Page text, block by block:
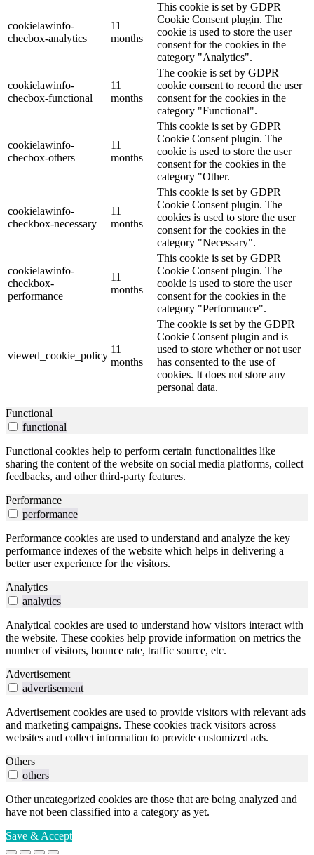
cookielawinfo-
checbox-analytics
11
months
This cookie is set by GDPR
Cookie Consent plugin. The
cookie is used to store the user
consent for the cookies in the
category "Analytics".
cookielawinfo-
checbox-functional
11
months
The cookie is set by GDPR
cookie consent to record the user
consent for the cookies in the
category "Functional".
cookielawinfo-
checbox-others
11
months
This cookie is set by GDPR
Cookie Consent plugin. The
cookie is used to store the user
consent for the cookies in the
category "Other.
cookielawinfo-
checkbox-necessary
11
months
This cookie is set by GDPR
Cookie Consent plugin. The
cookies is used to store the user
consent for the cookies in the
category "Necessary".
cookielawinfo-
checkbox-
performance
11
months
This cookie is set by GDPR
Cookie Consent plugin. The
cookie is used to store the user
consent for the cookies in the
category "Performance".
viewed_cookie_policy
11
months
The cookie is set by the GDPR
Cookie Consent plugin and is
used to store whether or not user
has consented to the use of
cookies. It does not store any
personal data.
Functional
functional
Functional cookies help to perform certain functionalities like
sharing the content of the website on social media platforms, collect
feedbacks, and other third-party features.
Performance
performance
Performance cookies are used to understand and analyze the key
performance indexes of the website which helps in delivering a
better user experience for the visitors.
Analytics
analytics
Analytical cookies are used to understand how visitors interact with
the website. These cookies help provide information on metrics the
number of visitors, bounce rate, traffic source, etc.
Advertisement
advertisement
Advertisement cookies are used to provide visitors with relevant ads
and marketing campaigns. These cookies track visitors across
websites and collect information to provide customized ads.
Others
others
Other uncategorized cookies are those that are being analyzed and
have not been classified into a category as yet.
Save & Accept